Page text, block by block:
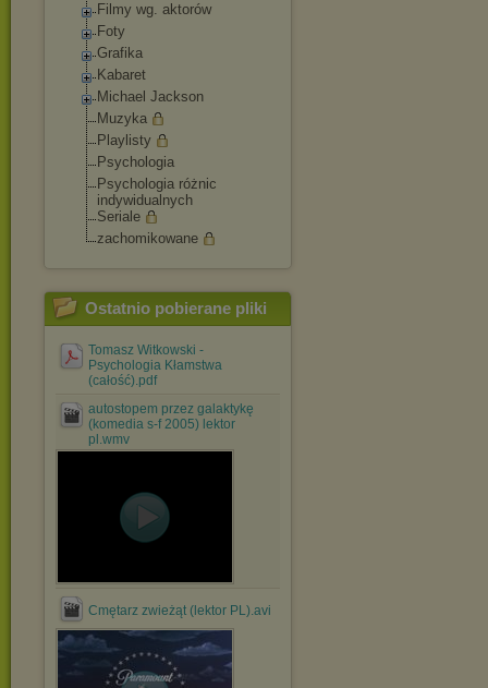
Filmy wg. aktorów
Foty
Grafika
Kabaret
Michael Jackson
Muzyka
Playlisty
Psychologia
Psychologia różnic
indywidualnych
Seriale
zachomikowane
Ostatnio pobierane pliki
Tomasz Witkowski -
Psychologia Kłamstwa
(całość).pdf
autostopem przez galaktykę
(komedia s-f 2005) lektor
pl.wmv
Cmętarz zwieżąt (lektor PL).avi